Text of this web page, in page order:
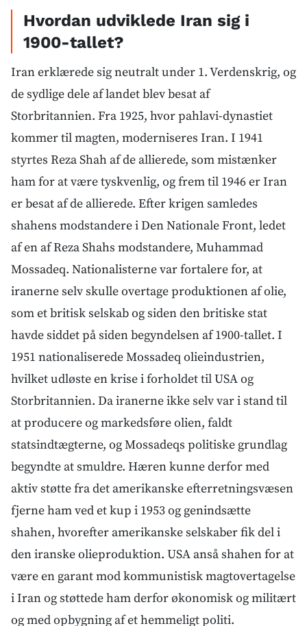
Hvordan udviklede Iran sig i
1900-tallet?
Iran erklærede sig neutralt under 1. Verdenskrig, og
de sydlige dele af landet blev besat af
Storbritannien. Fra 1925, hvor pahlavi-dynastiet
kommer til magten, moderniseres Iran. I 1941
styrtes Reza Shah af de allierede, som mistænker
ham for at være tyskvenlig, og frem til 1946 er Iran
er besat af de allierede. Efter krigen samledes
shahens modstandere i Den Nationale Front, ledet
af en af Reza Shahs modstandere, Muhammad
Mossadeq. Nationalisterne var fortalere for, at
iranerne selv skulle overtage produktionen af olie,
som et britisk selskab og siden den britiske stat
havde siddet på siden begyndelsen af 1900-tallet. I
1951 nationaliserede Mossadeq olieindustrien,
hvilket udløste en krise i forholdet til USA og
Storbritannien. Da iranerne ikke selv var i stand til
at producere og markedsføre olien, faldt
statsindtægterne, og Mossadeqs politiske grundlag
begyndte at smuldre. Hæren kunne derfor med
aktiv støtte fra det amerikanske efterretningsvæsen
fjerne ham ved et kup i 1953 og genindsætte
shahen, hvorefter amerikanske selskaber fik del i
den iranske olieproduktion. USA anså shahen for at
være en garant mod kommunistisk magtovertagelse
i Iran og støttede ham derfor økonomisk og militært
og med opbygning af et hemmeligt politi.